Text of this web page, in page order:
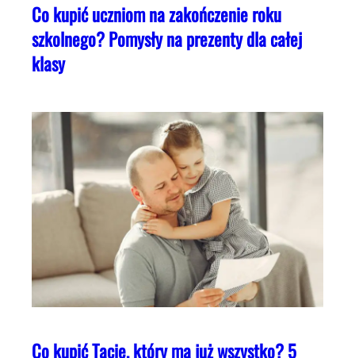
Co kupić uczniom na zakończenie roku
szkolnego? Pomysły na prezenty dla całej
klasy
Co kupić Tacie, który ma już wszystko? 5